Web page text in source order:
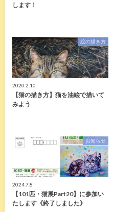
します！
絵の描き方
2020.2.10
【猫の描き方】猫を油絵で描いて
みよう
お知らせ
2024.7.8
【101匹・猫展Part20】に参加い
たします《終了しました》